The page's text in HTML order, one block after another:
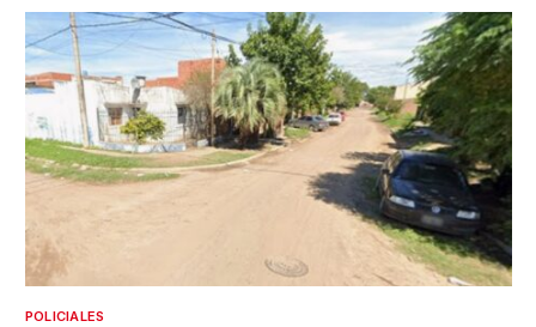
POLICIALES